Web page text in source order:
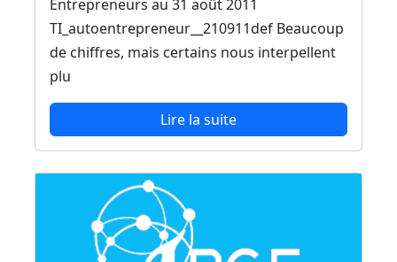
Entrepreneurs au 31 août 2011
TI_autoentrepreneur__210911def Beaucoup
de chiffres, mais certains nous interpellent
plu
Lire la suite